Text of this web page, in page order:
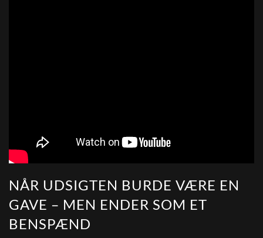
NÅR UDSIGTEN BURDE VÆRE EN
GAVE – MEN ENDER SOM ET
BENSPÆND